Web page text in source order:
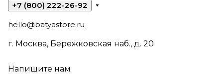
+7 (800) 222-26-92
hello@batyastore.ru
г. Москва, Бережковская наб., д. 20
Напишите нам